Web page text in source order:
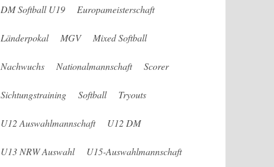
DM Softball U19 Europameisterschaft
Länderpokal MGV Mixed Softball
Nachwuchs Nationalmannschaft Scorer
Sichtungstraining Softball Tryouts
U12 Auswahlmannschaft U12 DM
U13 NRW Auswahl U15-Auswahlmannschaft